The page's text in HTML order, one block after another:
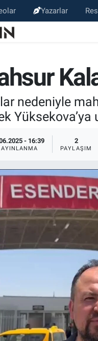
Yazarlar
nedeniyle
Yüksekova’ya
- 16:39 2
PAYLAŞIM